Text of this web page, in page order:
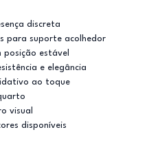
discreta
para suporte acolhedor
posição estável
e elegância
ao toque
visual
disponíveis